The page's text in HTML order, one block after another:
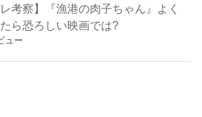
レ考察】『漁港の肉子ちゃん』よく
ら恐ろしい映画では?
ュー